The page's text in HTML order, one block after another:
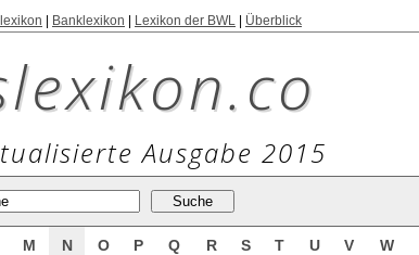
Banklexikon Lexikon der BWL Überblick
Ausgabe 2015
M N O P Q R S T U V W